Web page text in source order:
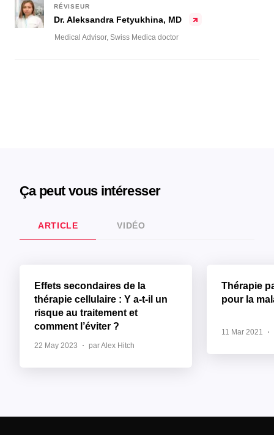
Dr. Aleksandra Fetyukhina, MD
RÉVISEUR
Medical Advisor, Swiss Medica doctor
Ça peut vous intéresser
ARTICLE VIDÉO
Effets secondaires de la
thérapie cellulaire : Y a-t-il un
risque au traitement et
comment l’éviter ?
22 May 2023 par Alex Hitch
Thérapie
pour la
11 Mar 2021